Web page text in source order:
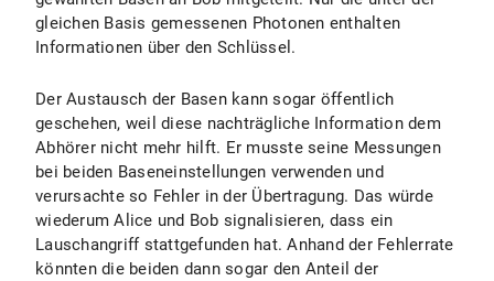
gleichen Basis gemessenen Photonen enthalten
Informationen über den Schlüssel.
Der Austausch der Basen kann sogar öffentlich
geschehen, weil diese nachträgliche Information dem
Abhörer nicht mehr hilft. Er musste seine Messungen
bei beiden Baseneinstellungen verwenden und
verursachte so Fehler in der Übertragung. Das würde
wiederum Alice und Bob signalisieren, dass ein
Lauschangriff stattgefunden hat. Anhand der Fehlerrate
könnten die beiden dann sogar den Anteil der